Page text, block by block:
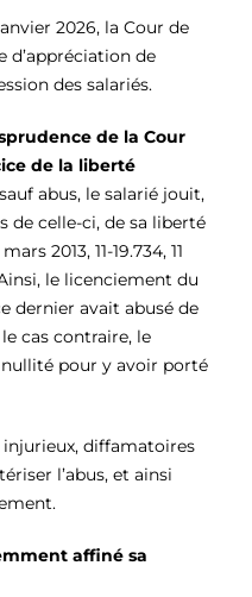
2026, la Cour de
d’appréciation de
des salariés.
de la Cour
de la liberté
abus, le salarié jouit,
de celle-ci, de sa liberté
2013, 11-19.734, 11
le licenciement du
dernier avait abusé de
cas contraire, le
pour y avoir porté
injurieux, diffamatoires
l’abus, et ainsi
affiné sa